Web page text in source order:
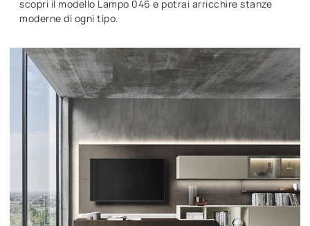
scopri il modello Lampo 046 e potrai arricchire stanze
moderne di ogni tipo.